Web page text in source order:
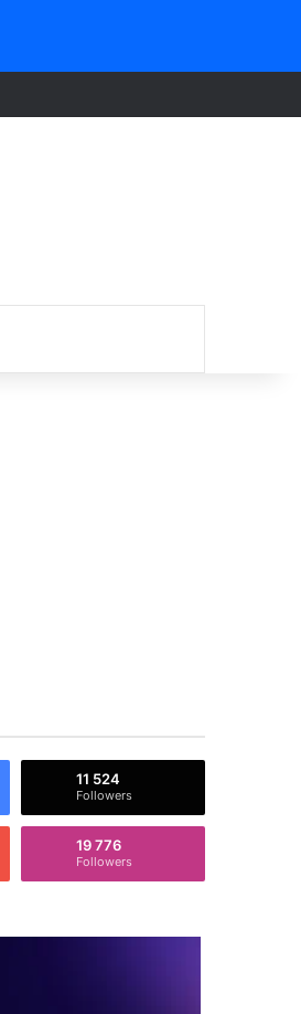
11 524
Followers
19 776
Followers